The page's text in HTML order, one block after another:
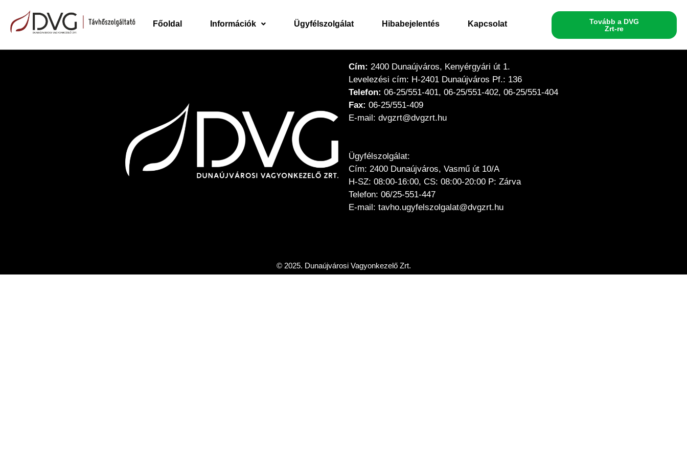
Főoldal Információk Ügyfélszolgálat Hibabejelentés Kapcsolat
Tovább a DVG
Zrt-re
Cím: 2400 Dunaújváros, Kenyérgyári út 1.
Levelezési cím: H-2401 Dunaújváros Pf.: 136
Telefon: 06-25/551-401, 06-25/551-402, 06-25/551-404
Fax: 06-25/551-409
E-mail: dvgzrt@dvgzrt.hu
Ügyfélszolgálat:
Cím: 2400 Dunaújváros, Vasmű út 10/A
H-SZ: 08:00-16:00, CS: 08:00-20:00 P: Zárva
Telefon: 06/25-551-447
E-mail: tavho.ugyfelszolgalat@dvgzrt.hu
© 2025. Dunaújvárosi Vagyonkezelő Zrt.